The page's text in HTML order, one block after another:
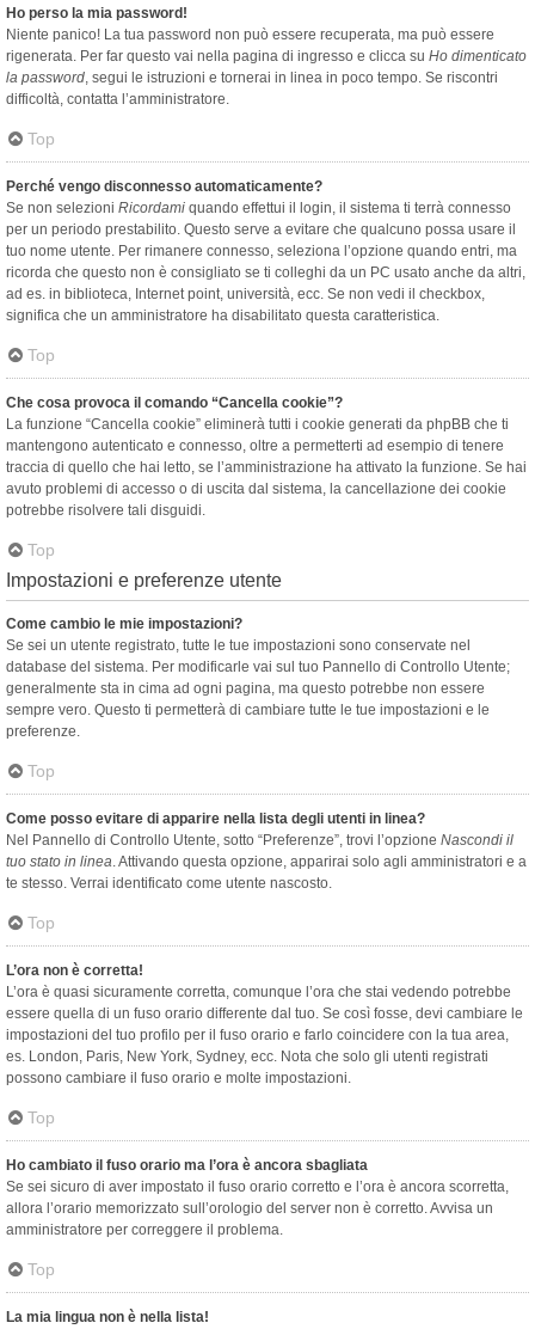
Ho perso la mia password!
Niente panico! La tua password non può essere recuperata, ma può essere
rigenerata. Per far questo vai nella pagina di ingresso e clicca su Ho dimenticato
la password, segui le istruzioni e tornerai in linea in poco tempo. Se riscontri
difficoltà, contatta l’amministratore.
Top
Perché vengo disconnesso automaticamente?
Se non selezioni Ricordami quando effettui il login, il sistema ti terrà connesso
per un periodo prestabilito. Questo serve a evitare che qualcuno possa usare il
tuo nome utente. Per rimanere connesso, seleziona l’opzione quando entri, ma
ricorda che questo non è consigliato se ti colleghi da un PC usato anche da altri,
ad es. in biblioteca, Internet point, università, ecc. Se non vedi il checkbox,
significa che un amministratore ha disabilitato questa caratteristica.
Top
Che cosa provoca il comando “Cancella cookie”?
La funzione “Cancella cookie” eliminerà tutti i cookie generati da phpBB che ti
mantengono autenticato e connesso, oltre a permetterti ad esempio di tenere
traccia di quello che hai letto, se l’amministrazione ha attivato la funzione. Se hai
avuto problemi di accesso o di uscita dal sistema, la cancellazione dei cookie
potrebbe risolvere tali disguidi.
Top
Impostazioni e preferenze utente
Come cambio le mie impostazioni?
Se sei un utente registrato, tutte le tue impostazioni sono conservate nel
database del sistema. Per modificarle vai sul tuo Pannello di Controllo Utente;
generalmente sta in cima ad ogni pagina, ma questo potrebbe non essere
sempre vero. Questo ti permetterà di cambiare tutte le tue impostazioni e le
preferenze.
Top
Come posso evitare di apparire nella lista degli utenti in linea?
Nel Pannello di Controllo Utente, sotto “Preferenze”, trovi l’opzione Nascondi il
tuo stato in linea. Attivando questa opzione, apparirai solo agli amministratori e a
te stesso. Verrai identificato come utente nascosto.
Top
L’ora non è corretta!
L’ora è quasi sicuramente corretta, comunque l’ora che stai vedendo potrebbe
essere quella di un fuso orario differente dal tuo. Se così fosse, devi cambiare le
impostazioni del tuo profilo per il fuso orario e farlo coincidere con la tua area,
es. London, Paris, New York, Sydney, ecc. Nota che solo gli utenti registrati
possono cambiare il fuso orario e molte impostazioni.
Top
Ho cambiato il fuso orario ma l’ora è ancora sbagliata
Se sei sicuro di aver impostato il fuso orario corretto e l’ora è ancora scorretta,
allora l’orario memorizzato sull’orologio del server non è corretto. Avvisa un
amministratore per correggere il problema.
Top
La mia lingua non è nella lista!